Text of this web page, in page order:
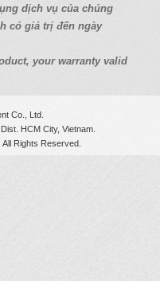
ụng dịch vụ của chúng
có giá trị đến ngày
your warranty valid
Co., Ltd.
HCM City, Vietnam.
Rights Reserved.